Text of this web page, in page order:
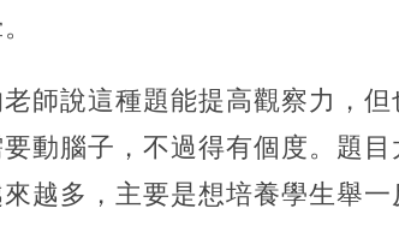
師說這種題能提高觀察力，
動腦子，不過得有個度。題
越多，主要是想培養學生舉